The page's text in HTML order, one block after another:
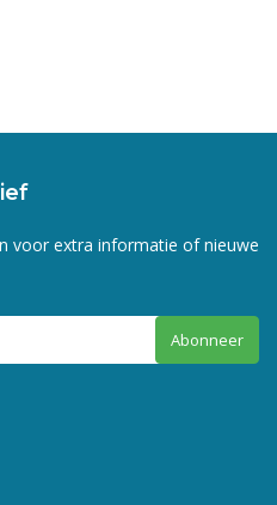
voor extra informatie of nieuwe
Abonneer